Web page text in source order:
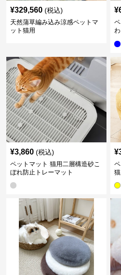
¥329,560 (税込)
天然蒲草編み込み涼感ペットマ
ット猫用
¥
¥3,860 (税込)
ペットマット 猫用二層構造砂こ
ぼれ防止トレーマット
¥